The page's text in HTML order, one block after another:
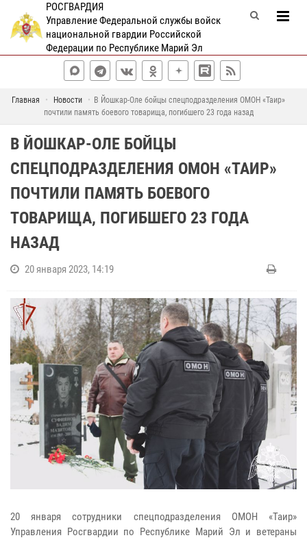
РОСГВАРДИЯ
Управление Федеральной службы войск
национальной гвардии Российской
Федерации по Республике Марий Эл
Главная Новости
В Йошкар-Оле бойцы спецподразделения ОМОН «Таир»
почтили память боевого товарища, погибшего 23 года назад
В ЙОШКАР-ОЛЕ БОЙЦЫ
СПЕЦПОДРАЗДЕЛЕНИЯ ОМОН «ТАИР»
ПОЧТИЛИ ПАМЯТЬ БОЕВОГО
ТОВАРИЩА, ПОГИБШЕГО 23 ГОДА
НАЗАД
20 января 2023, 14:19
20 января сотрудники спецподразделения ОМОН «Таир»
Управления Росгвардии по Республике Марий Эл и ветераны